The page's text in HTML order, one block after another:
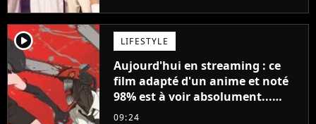
player2 LIFESTYLE
Aujourd'hui en streaming : ce
film adapté d'un anime et noté
98% est à voir absolument...
sinon vous ne comprendrez plus
09:24